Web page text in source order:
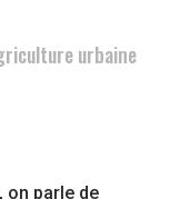
urbaine
on parle de